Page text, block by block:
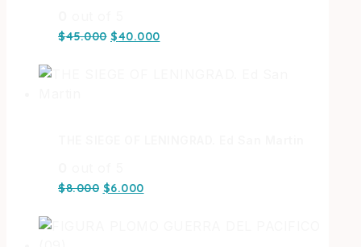
$45.000 $40.000
$8.000 $6.000